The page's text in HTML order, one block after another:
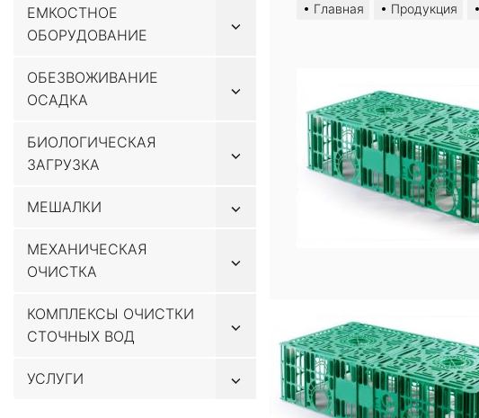
ЕМКОСТНОЕ
ОБОРУДОВАНИЕ
Показывать
ОБЕЗВОЖИВАНИЕ
ОСАДКА
Показывать
БИОЛОГИЧЕСКАЯ
ЗАГРУЗКА
Показывать
МЕШАЛКИ
Показывать
МЕХАНИЧЕСКАЯ
ОЧИСТКА
Показывать
КОМПЛЕКСЫ ОЧИСТКИ
СТОЧНЫХ ВОД
Показывать
подменю
УСЛУГИ
Показывать
подменю
Главная Продукция